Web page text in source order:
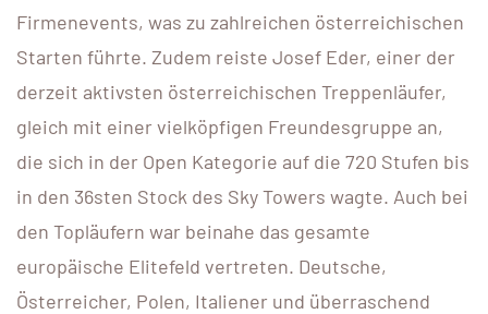
Firmenevents, was zu zahlreichen österreichischen
Starten führte. Zudem reiste Josef Eder, einer der
derzeit aktivsten österreichischen Treppenläufer,
gleich mit einer vielköpfigen Freundesgruppe an,
die sich in der Open Kategorie auf die 720 Stufen bis
in den 36sten Stock des Sky Towers wagte. Auch bei
den Topläufern war beinahe das gesamte
europäische Elitefeld vertreten. Deutsche,
Österreicher, Polen, Italiener und überraschend